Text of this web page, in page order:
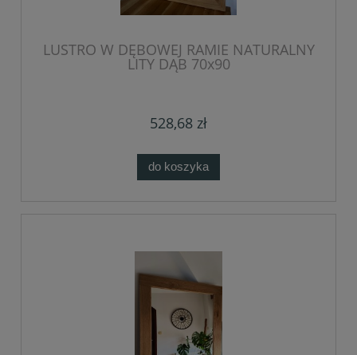
LUSTRO W DĘBOWEJ RAMIE NATURALNY
LITY DĄB 70x90
528,68 zł
do koszyka